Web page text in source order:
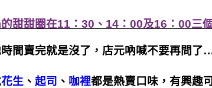
甜甜圈在11：30、14：00及16：00三
間賣完就是沒了，店元吶喊不要再問了
花生 、 起司 、 咖裡都是熱賣口味，有興趣